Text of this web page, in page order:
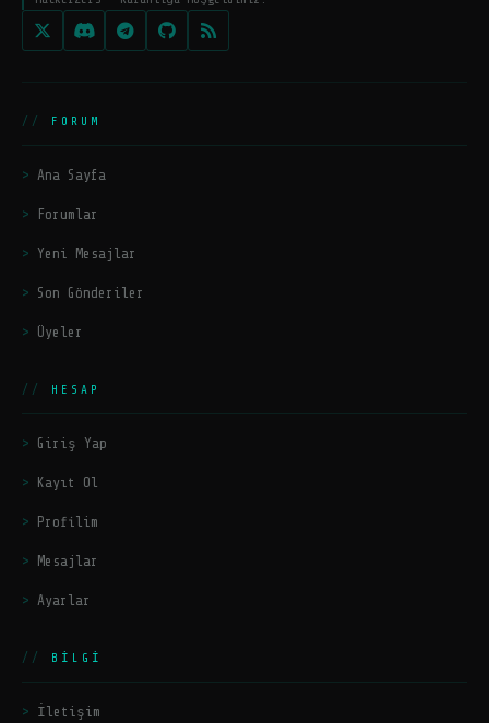
FORUM
Ana Sayfa
Forumlar
Yeni Mesajlar
Son Gönderiler
Üyeler
HESAP
Giriş Yap
Kayıt Ol
Profilim
Mesajlar
Ayarlar
BILGI
İletişim